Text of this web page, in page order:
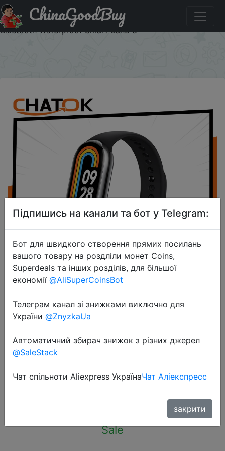
Акція на Xiaomi Mi Band 8 Smart Bracelet 7 Color
AMOLED Screen Miband 8 Blood Oxygen Fitness Traker
Bluetooth Waterproof Smart Band 8
ChinaGoodBuy
Xiaomi Mi Band 8 Smart Bracelet 7
Color AMOLED Screen Miband 8
Blood Oxygen Fitness Traker
Bluetooth Waterproof Smart Band 8
$37.89
Sale
Підпишись на канали та бот у Telegram:
Бот для швидкого створення прямих посилань
вашого товару на роздліли монет Coins,
Superdeals та інших розділів, для більшої
економії @AliSuperCoinsBot
Телеграм канал зі знижками виключно для
України @ZnyzkaUa
Автоматичний збирач знижок з різних джерел
@SaleStack
Чат спільноти Aliexpress УкраїнаЧат Аліекспресс
закрити